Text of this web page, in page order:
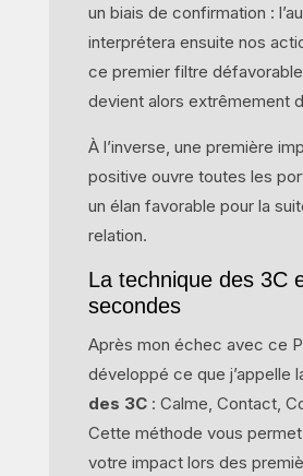
un biais de confirmation :
interprétera ensuite nos
ce premier filtre
devient alors extrêmement
À l’inverse, une première
positive ouvre toutes les
un élan favorable pour la
relation.
La technique des 3C
secondes
Après mon échec avec ce
développé ce que j’appelle
des 3C: Calme, Contact,
Cette méthode vous permet
votre impact lors des